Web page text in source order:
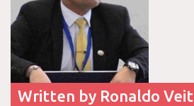
Written by Ronaldo